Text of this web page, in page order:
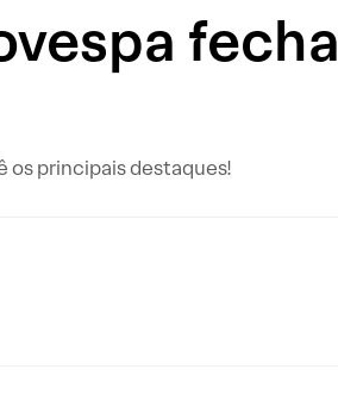
fecha
os principais destaques!